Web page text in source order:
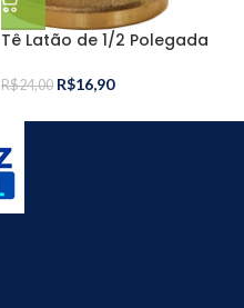
Tê Latão de 1/2 Polegada
R$24,00 R$16,90